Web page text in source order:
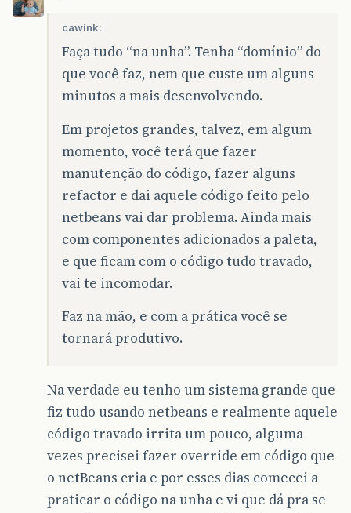
cawink:
Faça tudo “na unha”. Tenha “domínio” do
que você faz, nem que custe um alguns
minutos a mais desenvolvendo.
Em projetos grandes, talvez, em algum
momento, você terá que fazer
manutenção do código, fazer alguns
refactor e dai aquele código feito pelo
netbeans vai dar problema. Ainda mais
com componentes adicionados a paleta,
e que ficam com o código tudo travado,
vai te incomodar.
Faz na mão, e com a prática você se
tornará produtivo.
Na verdade eu tenho um sistema grande que
fiz tudo usando netbeans e realmente aquele
código travado irrita um pouco, alguma
vezes precisei fazer override em código que
o netBeans cria e por esses dias comecei a
praticar o código na unha e vi que dá pra se